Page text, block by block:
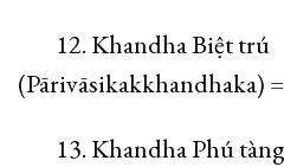
12. Khandha Biệt trú
(Pārivāsikakkhandhaka)
13. Khandha Phú tàng